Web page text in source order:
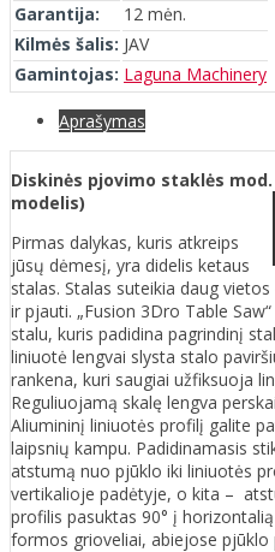
Garantija:
12 mėn.
Kilmės šalis: JAV
Gamintojas: Laguna Machinery
Aprašymas
Diskinės pjovimo staklės mod.
modelis)
Pirmas dalykas, kuris atkreips
jūsų dėmesį, yra didelis ketaus
stalas. Stalas suteikia daug
ir pjauti. „Fusion 3Dro Table
stalu, kuris padidina pagrindinį
liniuotė lengvai slysta stalo
rankena, kuri saugiai užfiksuoja
Reguliuojamą skalę lengva
Aliumininį liniuotės profilį galite
laipsnių kampu. Padidinamasis
atstumą nuo pjūklo iki liniuotės
vertikalioje padėtyje, o kita –
profilis pasuktas 90° į
formos grioveliai, abiejose pjūklo